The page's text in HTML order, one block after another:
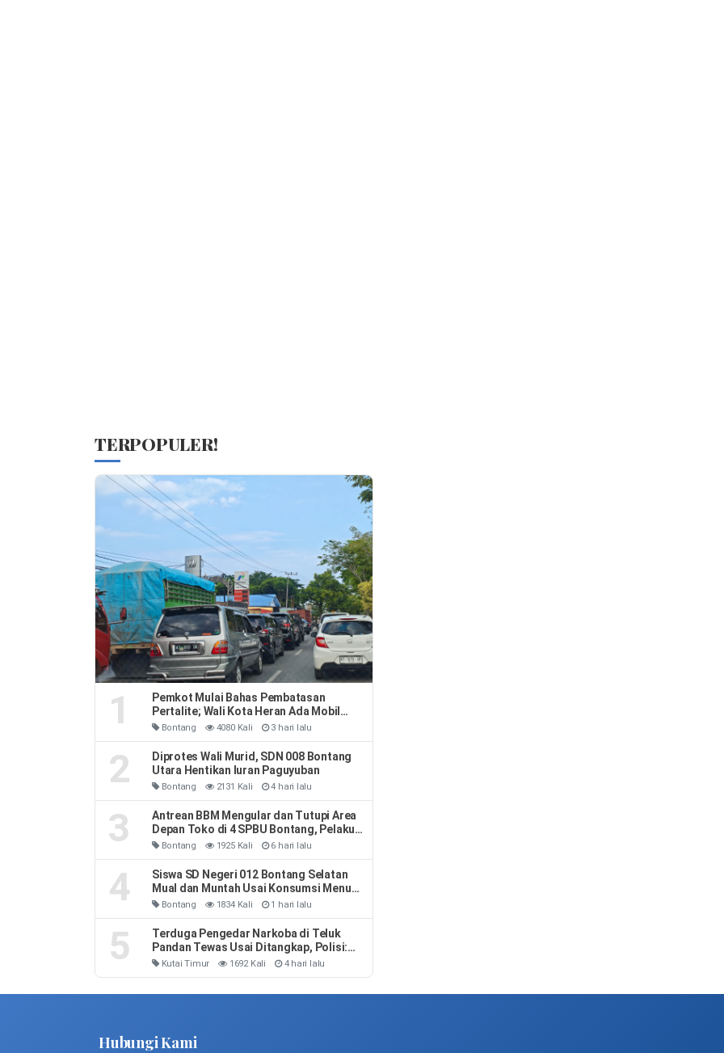
TERPOPULER!
1
Pemkot Mulai Bahas Pembatasan
Pertalite; Wali Kota Heran Ada Mobil
Habiskan 40 Liter Sehari
Bontang 4080 Kali 3 hari lalu
2
Diprotes Wali Murid, SDN 008 Bontang
Utara Hentikan Iuran Paguyuban
Bontang 2131 Kali 4 hari lalu
3
Antrean BBM Mengular dan Tutupi Area
Depan Toko di 4 SPBU Bontang, Pelaku
Usaha Rugi
Bontang 1925 Kali 6 hari lalu
4
Siswa SD Negeri 012 Bontang Selatan
Mual dan Muntah Usai Konsumsi Menu
MBG
Bontang 1834 Kali 1 hari lalu
5
Terduga Pengedar Narkoba di Teluk
Pandan Tewas Usai Ditangkap, Polisi:
Sempat Melawan dan Mengeluh Sesak
Napas
Kutai Timur 1692 Kali 4 hari lalu
Hubungi Kami